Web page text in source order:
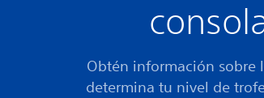
Obtén información sobre
determina tu nivel de